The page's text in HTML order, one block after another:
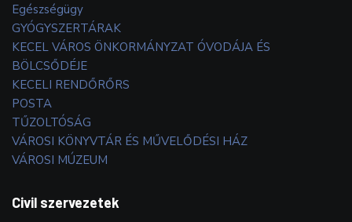
Egészségügy
GYÓGYSZERTÁRAK
KECEL VÁROS ÖNKORMÁNYZAT ÓVODÁJA ÉS
BÖLCSŐDÉJE
KECELI RENDŐRŐRS
POSTA
TŰZOLTÓSÁG
VÁROSI KÖNYVTÁR ÉS MŰVELŐDÉSI HÁZ
VÁROSI MÚZEUM
Civil szervezetek